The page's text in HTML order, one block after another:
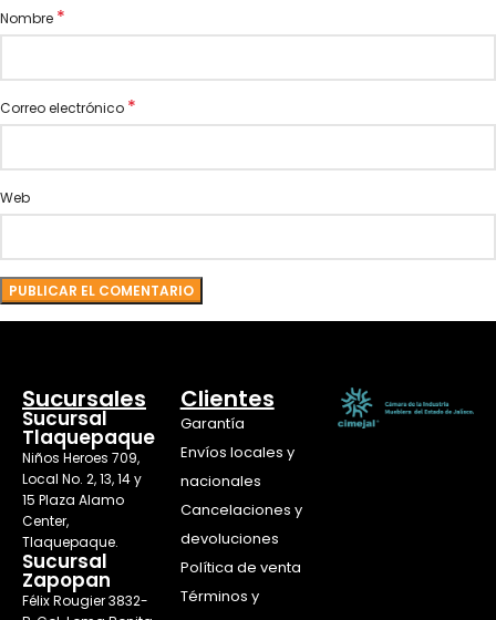
Nombre *
Correo electrónico *
Web
Sucursales
Sucursal
Tlaquepaque
Niños Heroes 709,
Local No. 2, 13, 14 y
15 Plaza Alamo
Center,
Tlaquepaque.
Sucursal
Zapopan
Félix Rougier 3832-
Clientes
Garantía
Envíos locales y
nacionales
Cancelaciones y
devoluciones
Política de venta
Términos y